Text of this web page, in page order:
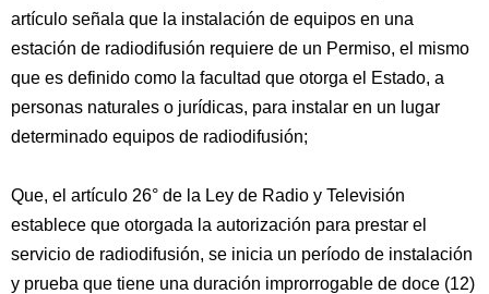
artículo señala que la instalación de equipos en una
estación de radiodifusión requiere de un Permiso, el mismo
que es definido como la facultad que otorga el Estado, a
personas naturales o jurídicas, para instalar en un lugar
determinado equipos de radiodifusión;
Que, el artículo 26° de la Ley de Radio y Televisión
establece que otorgada la autorización para prestar el
servicio de radiodifusión, se inicia un período de instalación
y prueba que tiene una duración improrrogable de doce (12)